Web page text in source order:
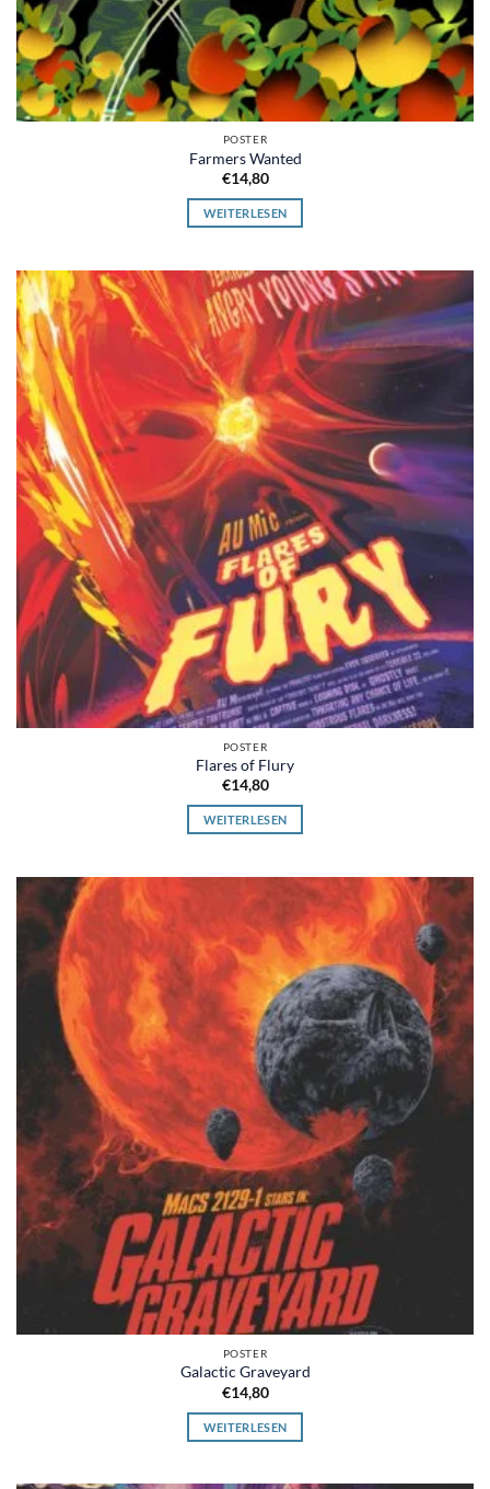
POSTER
Farmers Wanted
€14,80
WEITERLESEN
POSTER
Flares of Flury
€14,80
WEITERLESEN
POSTER
Galactic Graveyard
€14,80
WEITERLESEN